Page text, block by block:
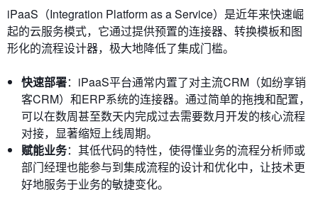
iPaaS（Integration Platform as a Service）是近年来快速崛
起的云服务模式，它通过提供预置的连接器、转换模板和图
形化的流程设计器，极大地降低了集成门槛。
快速部署：iPaaS平台通常内置了对主流CRM（如纷享销
客CRM）和ERP系统的连接器。通过简单的拖拽和配置，
可以在数周甚至数天内完成过去需要数月开发的核心流程
对接，显著缩短上线周期。
赋能业务：其低代码的特性，使得懂业务的流程分析师或
部门经理也能参与到集成流程的设计和优化中，让技术更
好地服务于业务的敏捷变化。